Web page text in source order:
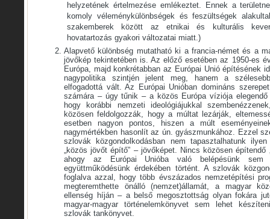
helyzetének értelmezése emlékeztet. Ennek a
komoly véleménykülönbségek és feszültségek
szakemberek között az etnikai és kulturális
hovatartozás gyakori változatai miatt.)
Alapvető különbség mutatható ki a francia-német és a
jövőkép tekintetében is. Az előző esetében az 1950-es
Európa, majd konkrétabban az Európai Unió építésének
nagypolitika szintjén jelent meg, hanem a
elfogadottá vált. Az Európai Unióban domináns
számára – úgy tűnik – a közös Európa víziója
hogy korábbi nemzeti ideológiájukkal
közösen feldolgozzák, hogy a múltat lezárják,
esetben nagyon pontos, hiszen a múlt
nagymértékben hasonlít az ún. gyászmunkához. Ezzel
szlovák közgondolkodásban nem tapasztalhatunk
„közös jövőt építő” – jövőképet. Nincs közösen építendő
ahogy az Európai Unióba való belépésünk sem
együttműködésünk érdekében történt. A szlovák
foglalva azzal, hogy több évszázados nemzetépítési
megteremthette önálló (nemzet)államát, a magyar
ellenség híján – a belső megosztottság olyan fokára
magyar-magyar történelemkönyvet sem lehet
szlovák tankönyvet.